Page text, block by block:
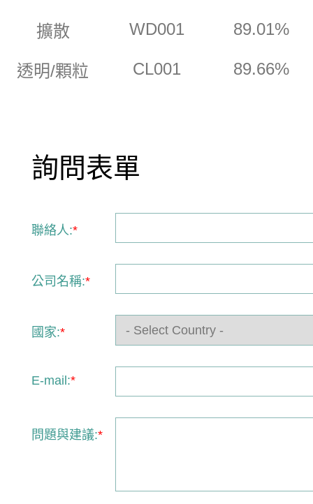
擴散 WD001 89.01%
透明/顆粒 CL001 89.66%
詢問表單
聯絡人:*
公司名稱:*
國家:*
E-mail:*
問題與建議:*